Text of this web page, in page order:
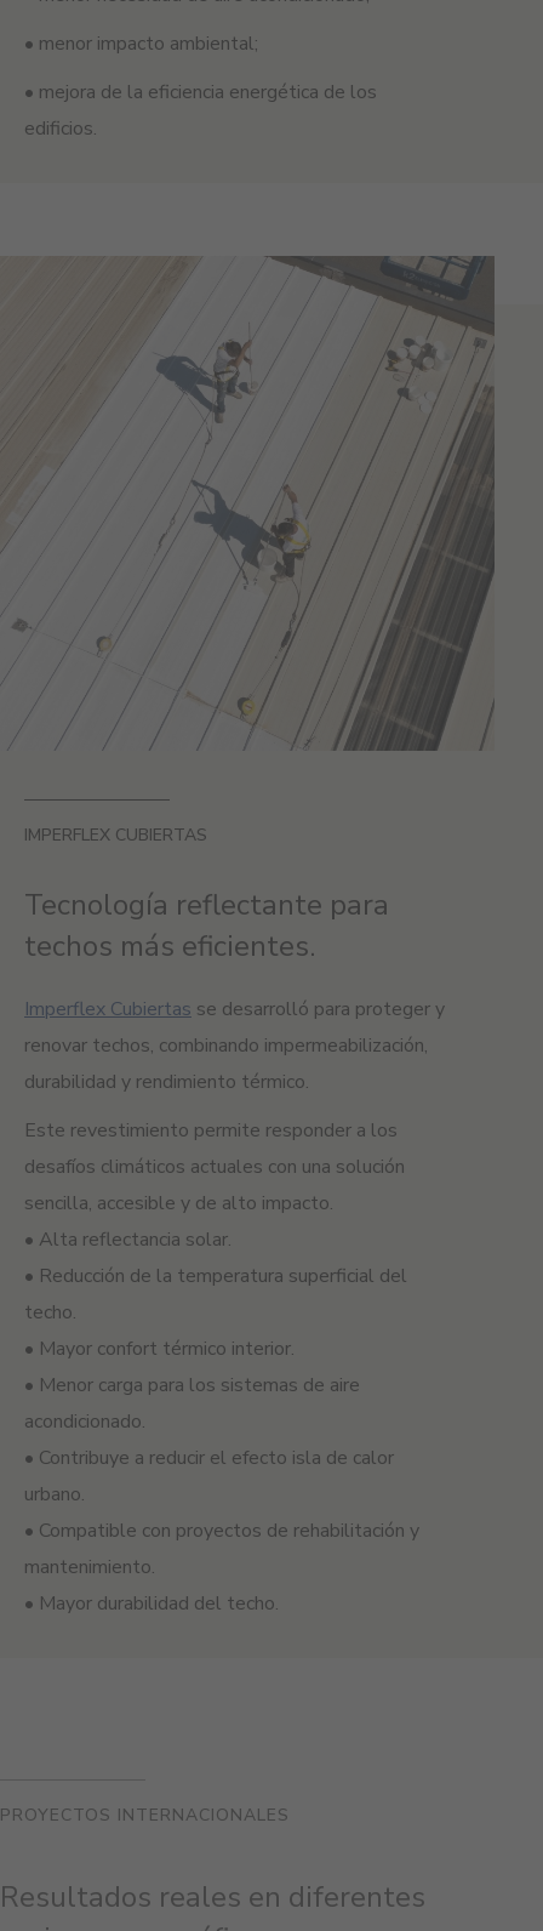
• menor impacto ambiental;
• mejora de la eficiencia energética de los
edificios.
IMPERFLEX CUBIERTAS
Tecnología reflectante para
techos más eficientes.
Imperflex Cubiertas se desarrolló para proteger y
renovar techos, combinando impermeabilización,
durabilidad y rendimiento térmico.
Este revestimiento permite responder a los
desafíos climáticos actuales con una solución
sencilla, accesible y de alto impacto.
• Alta reflectancia solar.
• Reducción de la temperatura superficial del
techo.
• Mayor confort térmico interior.
• Menor carga para los sistemas de aire
acondicionado.
• Contribuye a reducir el efecto isla de calor
urbano.
• Compatible con proyectos de rehabilitación y
mantenimiento.
• Mayor durabilidad del techo.
PROYECTOS INTERNACIONALES
Resultados reales en diferentes